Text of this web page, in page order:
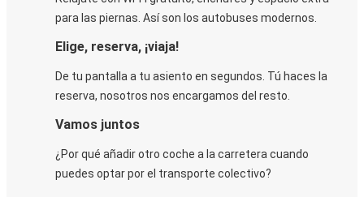
para las piernas. Así son los autobuses modernos.
Elige, reserva, ¡viaja!
De tu pantalla a tu asiento en segundos. Tú haces la
reserva, nosotros nos encargamos del resto.
Vamos juntos
¿Por qué añadir otro coche a la carretera cuando
puedes optar por el transporte colectivo?